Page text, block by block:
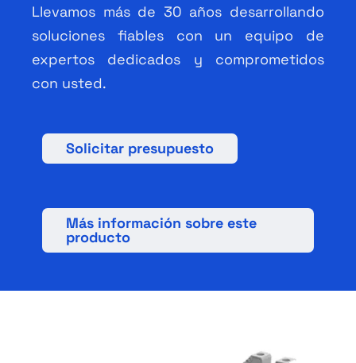
Español
Llevamos más de 30 años desarrollando
soluciones fiables con un equipo de
expertos dedicados y comprometidos
con usted.
Solicitar presupuesto
Más información sobre este
producto